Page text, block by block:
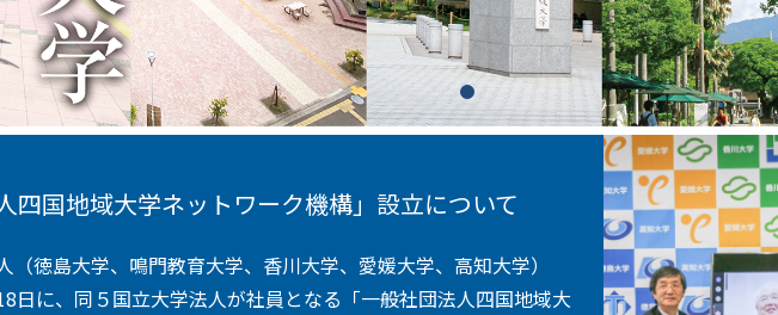
1
四国地域大学ネットワーク機構」設立について
（徳島大学、鳴門教育大学、香川大学、愛媛大学、高知大学）
日に、同５国立大学法人が社員となる「一般社団法人四国地域大